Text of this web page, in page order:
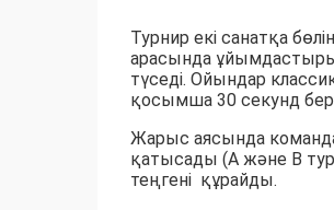
Турнир екі санатқа
арасында
түседі. Ойындар
қосымша 30 секунд
Жарыс аясында
қатысады (А және B
теңгені құрайды.